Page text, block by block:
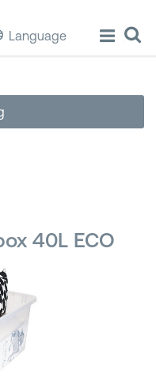
Language
40L ECO